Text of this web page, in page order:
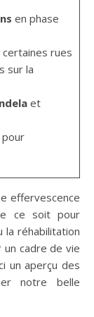
en phase
certaines rues
sur la
et
pour
effervescence
ce soit pour
la réhabilitation
un cadre de vie
un aperçu des
notre belle